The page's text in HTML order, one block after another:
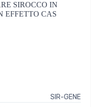
SIROCCO IN
EFFETTO CAS
SIR-GENE